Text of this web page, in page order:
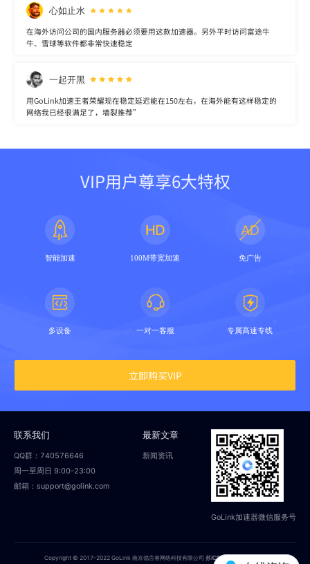
心如止水
在海外访问公司的国内服务器必须要用这款加速器。另外平时访问富途牛
牛、雪球等软件都非常快速稳定
一起开黑
用GoLink加速王者荣耀现在稳定延迟能在150左右，在海外能有这样稳定的
网络我已经很满足了，墙裂推荐”
VIP用户尊享6大特权
智能加速 100M带宽加速 免广告
多设备 一对一客服 专属高速专线
立即购买VIP
联系我们
QQ群：740576646
周一至周日 9:00-23:00
邮箱：support@golink.com
最新文章
新闻资讯
GoLink加速器微信服务号
Copyright © 2017-2022 GoLink 南京偲言睿网络科技有限公司苏ICP备18014251号-2